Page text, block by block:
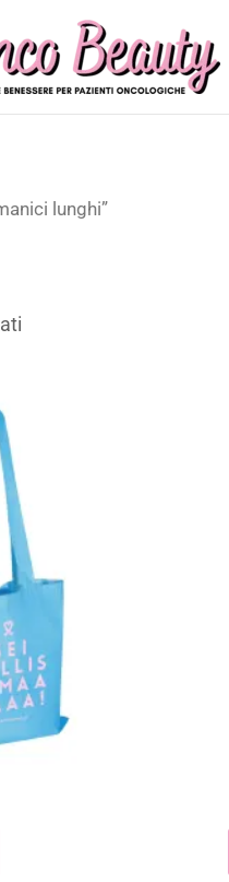
lunghi”